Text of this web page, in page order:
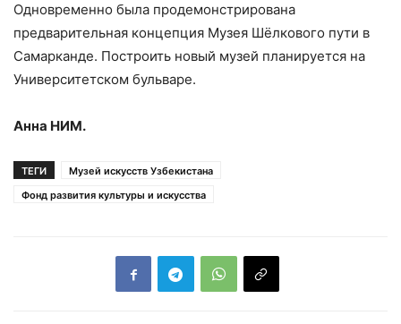
Одновременно была продемонстрирована
предварительная концепция Музея Шёлкового пути в
Самарканде. Построить новый музей планируется на
Университетском бульваре.
Анна НИМ.
ТЕГИ
Музей искусств Узбекистана
Фонд развития культуры и искусства